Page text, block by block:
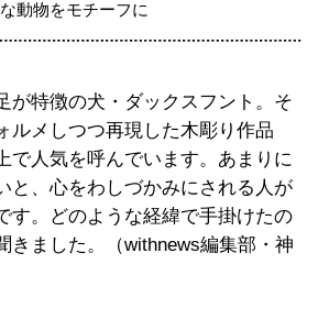
動物をモチーフに
が特徴の犬・ダックスフント。そ
ルメしつつ再現した木彫り作品
で人気を呼んでいます。あまりに
と、心をわしづかみにされる人が
す。どのような経緯で手掛けたの
きました。（withnews編集部・神